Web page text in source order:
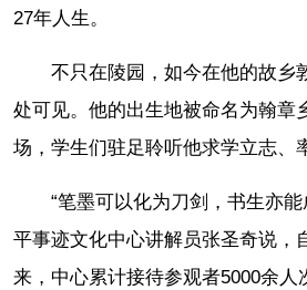
27年人生。
不只在陵园，如今在他的故乡
处可见。他的出生地被命名为翰章
场，学生们驻足聆听他求学立志、
“笔墨可以化为刀剑，书生亦
平事迹文化中心讲解员张圣奇说，
来，中心累计接待参观者5000余人